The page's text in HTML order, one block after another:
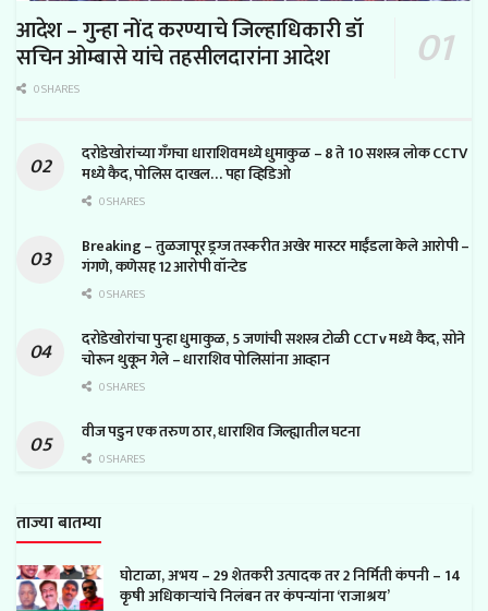
आदेश – गुन्हा नोंद करण्याचे जिल्हाधिकारी डॉ
सचिन ओम्बासे यांचे तहसीलदारांना आदेश
0 SHARES
दरोडेखोरांच्या गँगचा धाराशिवमध्ये धुमाकुळ – 8 ते 10 सशस्त्र लोक CCTV
मध्ये कैद, पोलिस दाखल… पहा व्हिडिओ
0 SHARES
Breaking – तुळजापूर ड्रग्ज तस्करीत अखेर मास्टर माईंडला केले आरोपी –
गंगणे, कणेसह 12 आरोपी वॉन्टेड
0 SHARES
दरोडेखोरांचा पुन्हा धुमाकुळ, 5 जणांची सशस्त्र टोळी CCTv मध्ये कैद, सोने
चोरून थुकून गेले – धाराशिव पोलिसांना आव्हान
0 SHARES
वीज पडुन एक तरुण ठार, धाराशिव जिल्ह्यातील घटना
0 SHARES
ताज्या बातम्या
घोटाळा, अभय – 29 शेतकरी उत्पादक तर 2 निर्मिती कंपनी – 14
कृषी अधिकाऱ्यांचे निलंबन तर कंपन्यांना ‘राजाश्रय’